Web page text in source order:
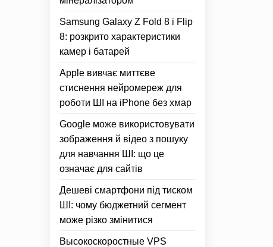
Samsung Galaxy Z Fold 8 і Flip
8: розкрито характеристики
камер і батарей
Apple вивчає миттєве
стиснення нейромереж для
роботи ШІ на iPhone без хмар
Google може використовувати
зображення й відео з пошуку
для навчання ШІ: що це
означає для сайтів
Дешеві смартфони під тиском
ШІ: чому бюджетний сегмент
може різко змінитися
Высокоскоростные VPS